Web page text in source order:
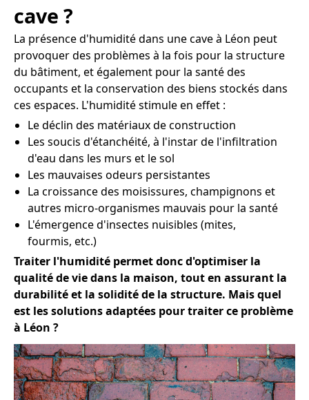
cave ?
La présence d'humidité dans une cave à Léon peut
provoquer des problèmes à la fois pour la structure
du bâtiment, et également pour la santé des
occupants et la conservation des biens stockés dans
ces espaces. L'humidité stimule en effet :
Le déclin des matériaux de construction
Les soucis d'étanchéité, à l'instar de l'infiltration
d'eau dans les murs et le sol
Les mauvaises odeurs persistantes
La croissance des moisissures, champignons et
autres micro-organismes mauvais pour la santé
L'émergence d'insectes nuisibles (mites,
fourmis, etc.)
Traiter l'humidité permet donc d'optimiser la
qualité de vie dans la maison, tout en assurant la
durabilité et la solidité de la structure. Mais quel
est les solutions adaptées pour traiter ce problème
à Léon ?